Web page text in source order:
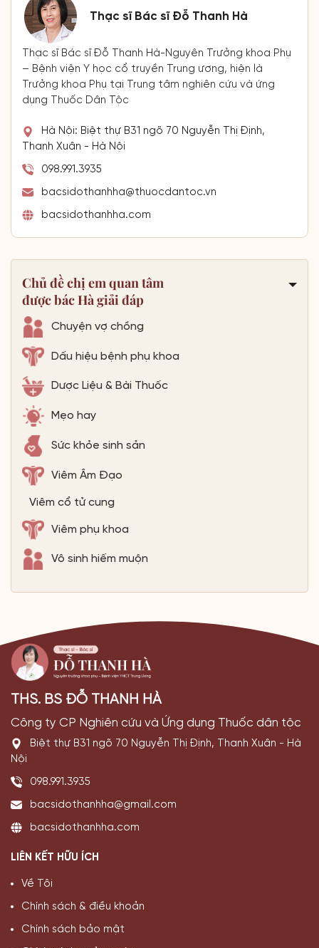
Thạc sĩ Bác sĩ Đỗ Thanh Hà
Thạc sĩ Bác sĩ Đỗ Thanh Hà-Nguyên Trưởng khoa Phụ
– Bệnh viện Y học cổ truyền Trung ương, hiện là
Trưởng khoa Phụ tại Trung tâm nghiên cứu và ứng
dụng Thuốc Dân Tộc
Hà Nội: Biệt thự B31 ngõ 70 Nguyễn Thị Định,
Thanh Xuân - Hà Nội
098.991.3935
bacsidothanhha@thuocdantoc.vn
bacsidothanhha.com
Chủ đề chị em quan tâm
được bác Hà giải đáp
Chuyện vợ chồng
Dấu hiệu bệnh phụ khoa
Dược Liệu & Bài Thuốc
Mẹo hay
Sức khỏe sinh sản
Viêm Âm Đạo
Viêm cổ tử cung
Viêm phụ khoa
Vô sinh hiếm muộn
THS. BS ĐỖ THANH HÀ
Công ty CP Nghiên cứu và Ứng dụng Thuốc dân tộc
Biệt thự B31 ngõ 70 Nguyễn Thị Định, Thanh Xuân - Hà
Nội
098.991.3935
bacsidothanhha@gmail.com
bacsidothanhha.com
LIÊN KẾT HỮU ÍCH
Về Tôi
Chính sách & điều khoản
Chính sách bảo mật